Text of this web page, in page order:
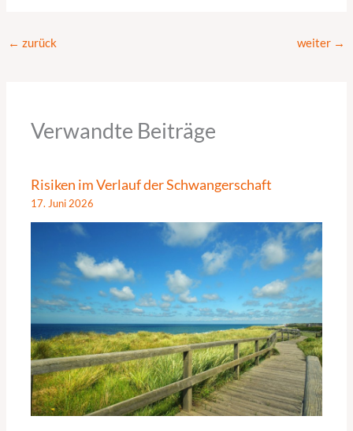
← zurück weiter →
Verwandte Beiträge
Risiken im Verlauf der Schwangerschaft
17. Juni 2026